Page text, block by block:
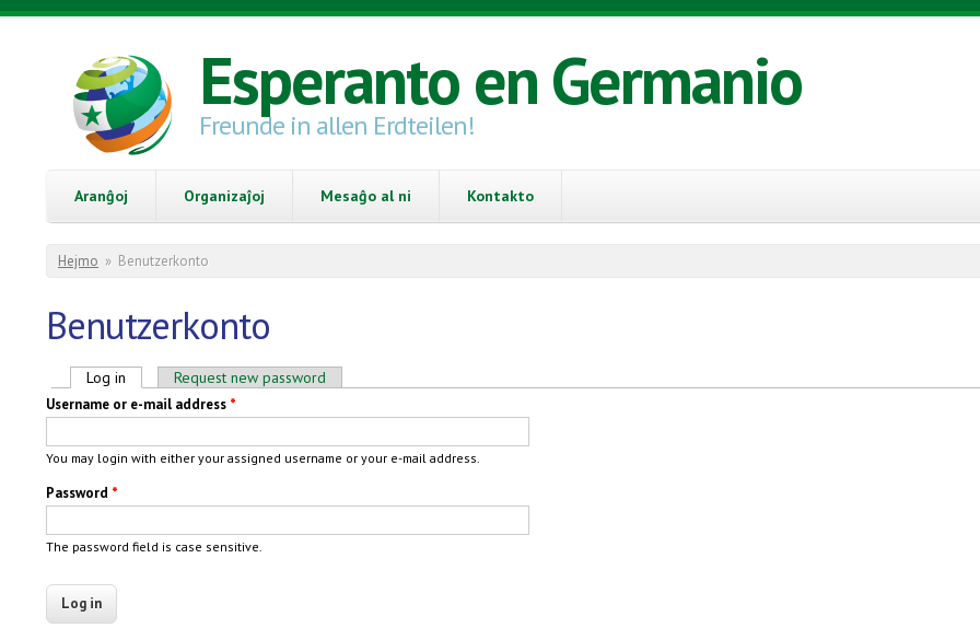
Skip to main content
Esperanto en Germanio
Freunde in allen Erdteilen!
Aranĝoj Organizaĵoj Mesaĝo al ni Kontakto
You are here
Hejmo » Benutzerkonto
Benutzerkonto
Primary tabs
Log in (active tab)Request new password
Username or e-mail address *
You may login with either your assigned username or your e-mail address.
Password *
The password field is case sensitive.